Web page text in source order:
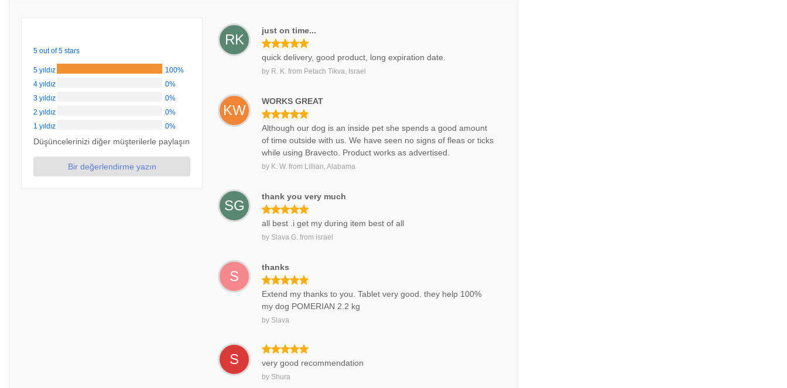
5 out of 5 stars
5 yıldız
100%
4 yıldız
0%
3 yıldız
0%
2 yıldız
0%
1 yıldız
0%
Düşüncelerinizi diğer müşterilerle paylaşın
Bir değerlendirme yazın
RK
just on time...
quick delivery, good product, long expiration date.
by R. K. from Petach Tikva, Israel
KW
WORKS GREAT
Although our dog is an inside pet she spends a good amount
of time outside with us. We have seen no signs of fleas or ticks
while using Bravecto. Product works as advertised.
by K. W. from Lillian, Alabama
SG
thank you very much
all best .i get my during item best of all
by Slava G. from israel
S
thanks
Extend my thanks to you. Tablet very good. they help 100%
my dog POMERIAN 2.2 kg
by Slava
S very good recommendation
by Shura